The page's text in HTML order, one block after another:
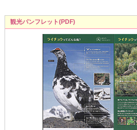
観光パンフレット(PDF)